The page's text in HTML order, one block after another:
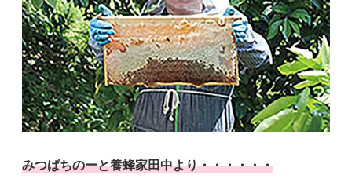
みつばちのーと養蜂家田中より・・・・・・